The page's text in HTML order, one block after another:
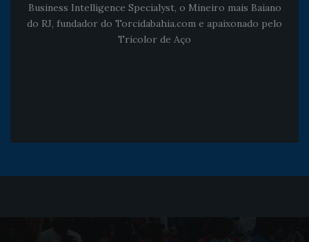
Business Intelligence Specialyst, o Mineiro mais Baiano
do RJ, fundador do Torcidabahia.com e apaixonado pelo
Tricolor de Aço